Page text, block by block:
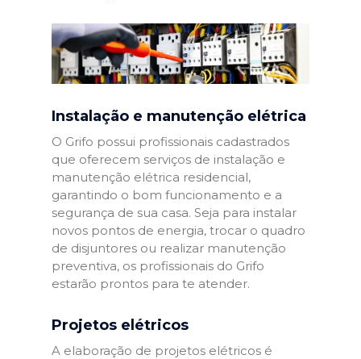
Instalação e manutenção elétrica
O Grifo possui profissionais cadastrados
que oferecem serviços de instalação e
manutenção elétrica residencial,
garantindo o bom funcionamento e a
segurança de sua casa. Seja para instalar
novos pontos de energia, trocar o quadro
de disjuntores ou realizar manutenção
preventiva, os profissionais do Grifo
estarão prontos para te atender.
Projetos elétricos
A elaboração de projetos elétricos é